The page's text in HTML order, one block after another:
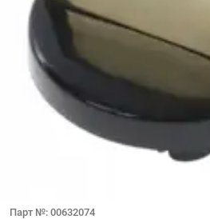
Парт №: 00632074